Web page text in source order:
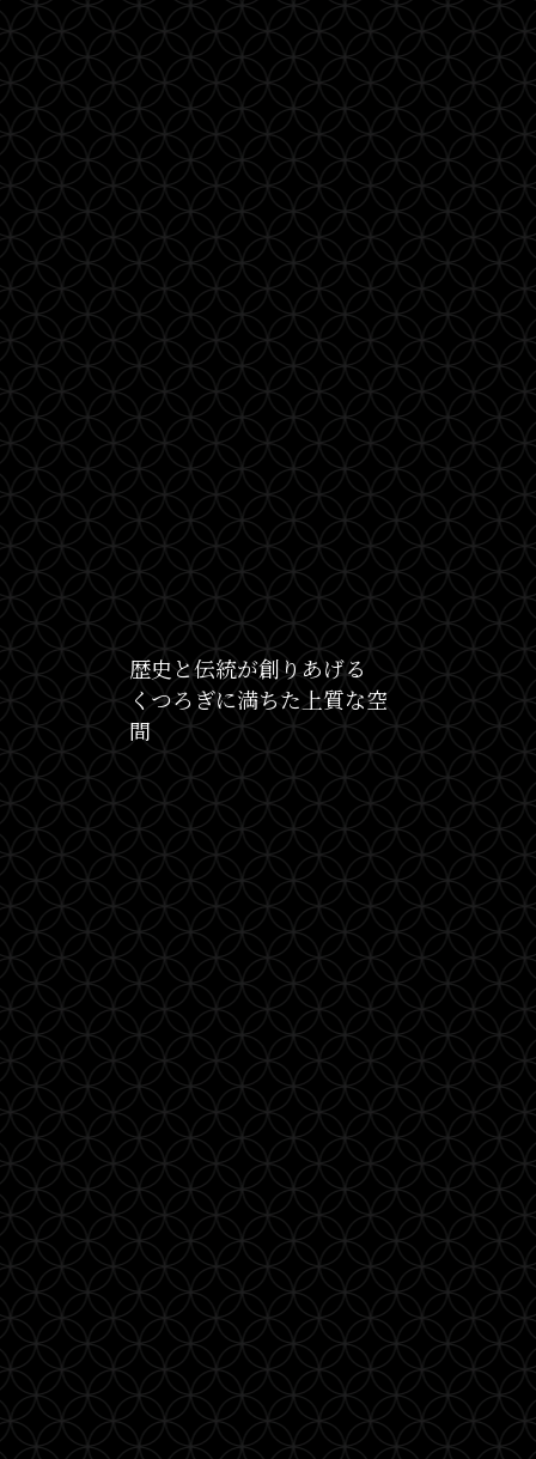
歴史と伝統が創りあげる
くつろぎに満ちた上質な空
間